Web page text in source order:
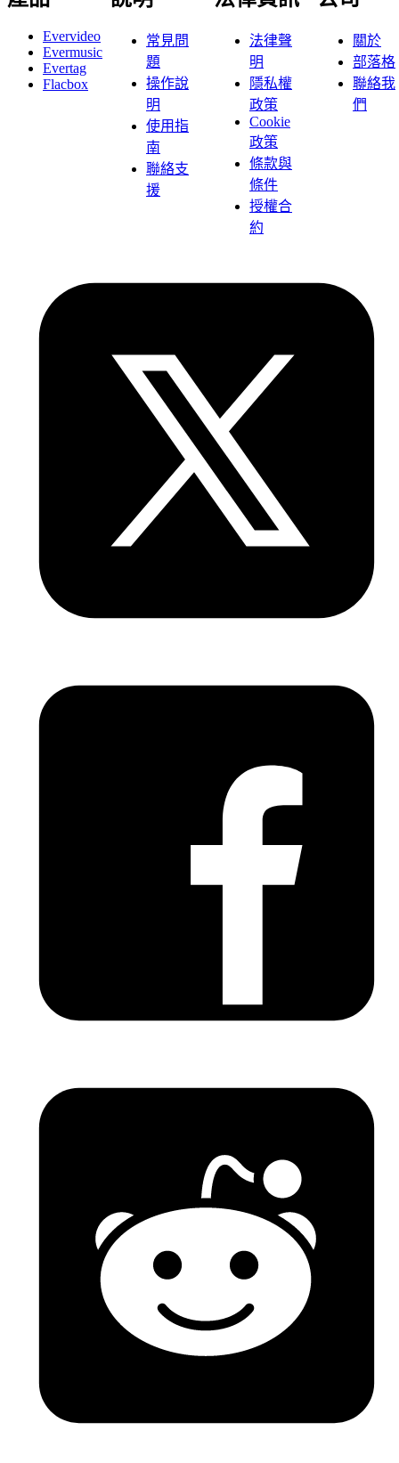
Evervideo
Evermusic
Evertag
Flacbox
常見問
題
操作說
明
使用指
南
聯絡支
援
法律聲
明
隱私權
政策
Cookie
政策
條款與
條件
授權合
約
關於
部落格
聯絡我
們